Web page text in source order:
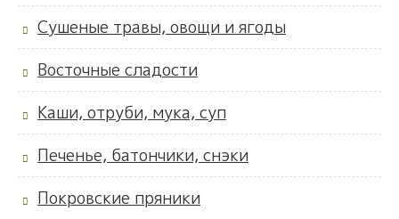
Сушеные травы, овощи и ягоды
Восточные сладости
Каши, отруби, мука, суп
Печенье, батончики, снэки
Покровские пряники